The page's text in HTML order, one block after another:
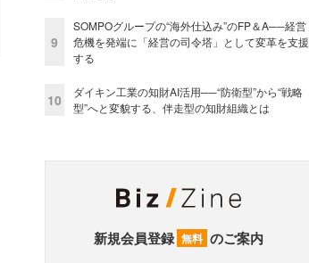
9
SOMPOグループの“海外仕込み”のFP＆A──経営
危機を発端に「経営の司令塔」として変革を支援
する
10
ダイキン工業の知財AI活用──“防衛型”から“戦略
型”へと変貌する、伴走型の知財組織とは
新規会員登録 無料 のご案内